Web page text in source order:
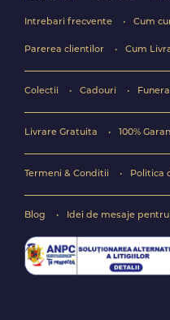
Intrebari frecvente Cum
Parerea clientilor Cum
Colectii Cadouri
Livrare Gratuita 100%
Termeni & Conditii Politica
Blog Idei de mesaje